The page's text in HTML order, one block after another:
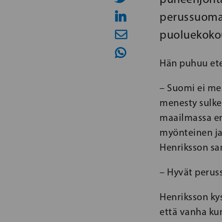
Hän puhuu
– Suomi ei
menesty
maailmassa
myönteinen
Henriksson
– Hyvät
Henriksson
että vanha